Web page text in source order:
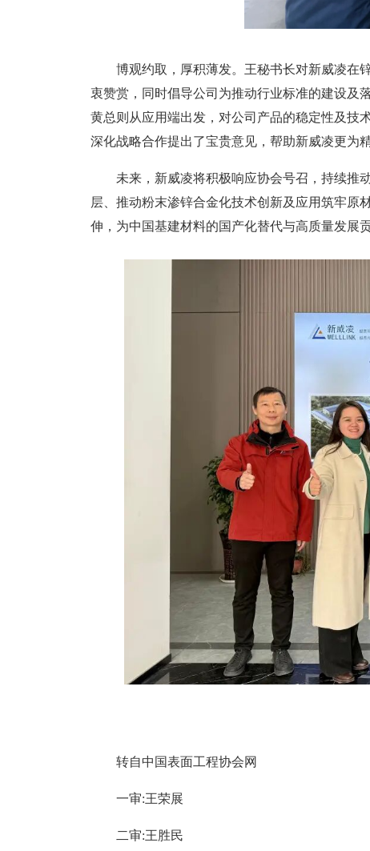
博观约取，厚积薄发。王秘书长对新威凌在
衷赞赏，同时倡导公司为推动行业标准的建设及
黄总则从应用端出发，对公司产品的稳定性及技
深化战略合作提出了宝贵意见，帮助新威凌更为
未来，新威凌将积极响应协会号召，持续推
层、推动粉末渗锌合金化技术创新及应用筑牢原
伸，为中国基建材料的国产化替代与高质量发展
转自中国表面工程协会网
一审:王荣展
二审:王胜民